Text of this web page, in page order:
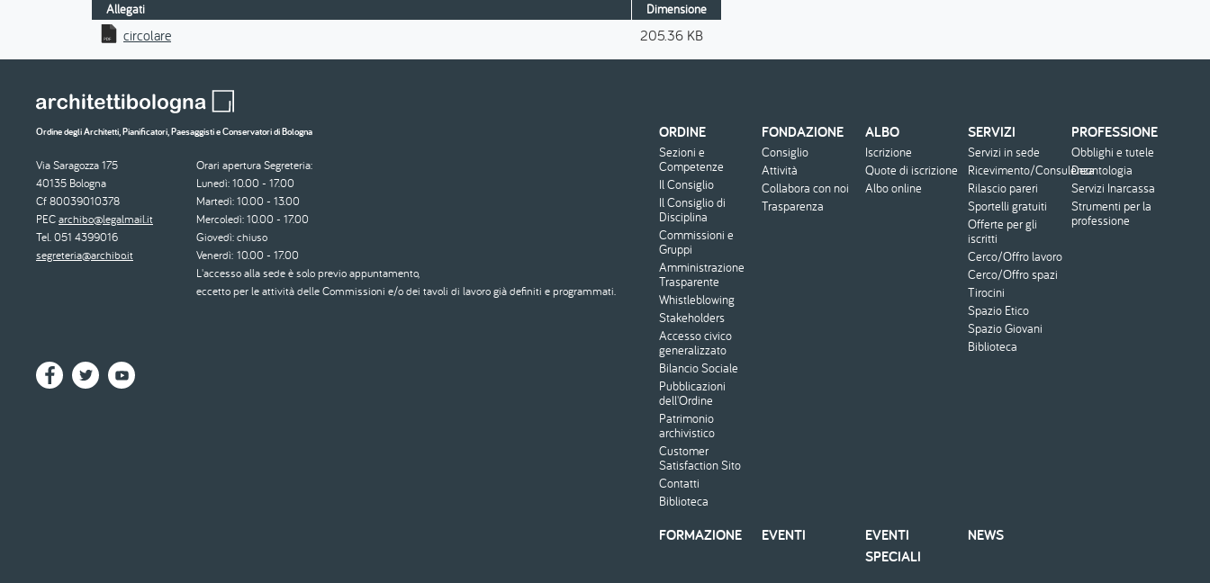
Allegati Dimensione
circolare 205.36 KB
Ordine degli Architetti, Pianificatori, Paesaggisti e Conservatori di Bologna
Via Saragozza 175
40135 Bologna
Cf 80039010378
PECarchibo@legalmail.it
Tel. 051 4399016
segreteria@archibo.it
Orari apertura Segreteria:
Lunedì: 10.00 - 17.00
Martedì: 10.00 - 13.00
Mercoledì: 10.00 - 17.00
Giovedì: chiuso
Venerdì: 10.00 - 17.00
L'accesso alla sede è solo previo appuntamento,
eccetto per le attività delle Commissioni e/o dei tavoli di lavoro già definiti e programmati.
Menu
footer
ORDINE
Sezioni e
Competenze
Il Consiglio
Il Consiglio di
Disciplina
Commissioni e
Gruppi
Amministrazione
Trasparente
Whistleblowing
Stakeholders
Accesso civico
generalizzato
Bilancio Sociale
Pubblicazioni
dell'Ordine
Patrimonio
archivistico
Customer
Satisfaction Sito
Contatti
Biblioteca
FONDAZIONE
Consiglio
Attività
Collabora con noi
Trasparenza
ALBO
Iscrizione
Quote di iscrizione
Albo online
SERVIZI
Servizi in sede
Ricevimento/Consulenza
Rilascio pareri
Sportelli gratuiti
Offerte per gli
iscritti
Cerco/Offro lavoro
Cerco/Offro spazi
Tirocini
Spazio Etico
Spazio Giovani
Biblioteca
PROFESSIONE
Obblighi e tutele
Deontologia
Servizi Inarcassa
Strumenti per la
professione
FORMAZIONE EVENTI
EVENTI
SPECIALI
NEWS